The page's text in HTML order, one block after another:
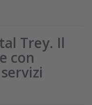
Trey. Il
con